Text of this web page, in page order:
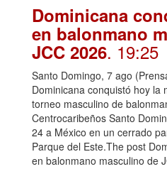
Dominicana
en balonmano
JCC 2026. 19:25
Santo Domingo, 7 ago
Dominicana conquistó hoy la
torneo masculino de
Centrocaribeños Santo
24 a México en un cerrado
Parque del Este.The post
en balonmano masculino de